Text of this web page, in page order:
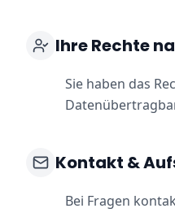
Ihre Rechte
Sie haben das
Kontakt &
Bei Fragen